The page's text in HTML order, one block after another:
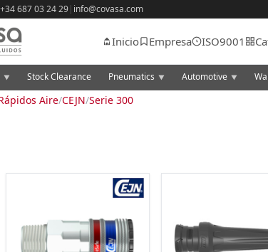
+34 687 03 24 29| info@covasa.com
Inicio Empresa ISO9001
▼ Stock Clearance Pneumatics ▼ Automotive ▼
Aire/CEJN/Serie 300